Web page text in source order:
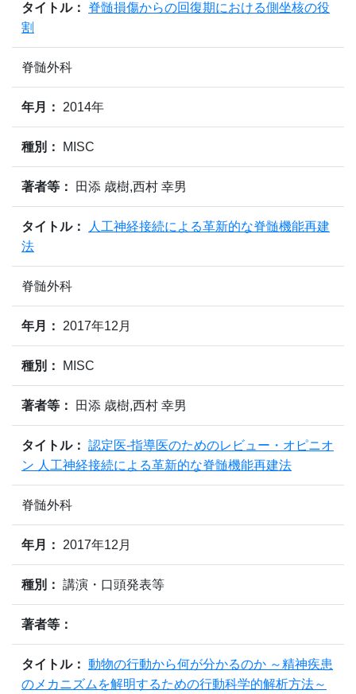
タイトル：
脊髄損傷からの回復期における側坐核の役
割
脊髄外科
年月： 2014年
種別： MISC
著者等： 田添 歳樹,西村 幸男
タイトル：
人工神経接続による革新的な脊髄機能再建
法
脊髄外科
年月： 2017年12月
種別： MISC
著者等： 田添 歳樹,西村 幸男
タイトル： 認定医-指導医のためのレビュー・オピニオ
ン 人工神経接続による革新的な脊髄機能再建法
脊髄外科
年月： 2017年12月
種別： 講演・口頭発表等
著者等：
タイトル： 動物の行動から何が分かるのか ～精神疾患
のメカニズムを解明するための行動科学的解析方法～